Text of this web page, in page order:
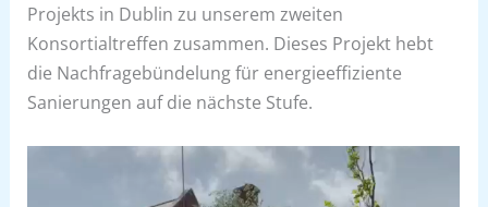
Projekts in Dublin zu unserem zweiten
Konsortialtreffen zusammen. Dieses Projekt hebt
die Nachfragebündelung für energieeffiziente
Sanierungen auf die nächste Stufe.